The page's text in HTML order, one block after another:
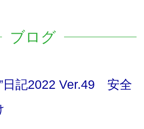
ブログ
日記2022 Ver.49 安全